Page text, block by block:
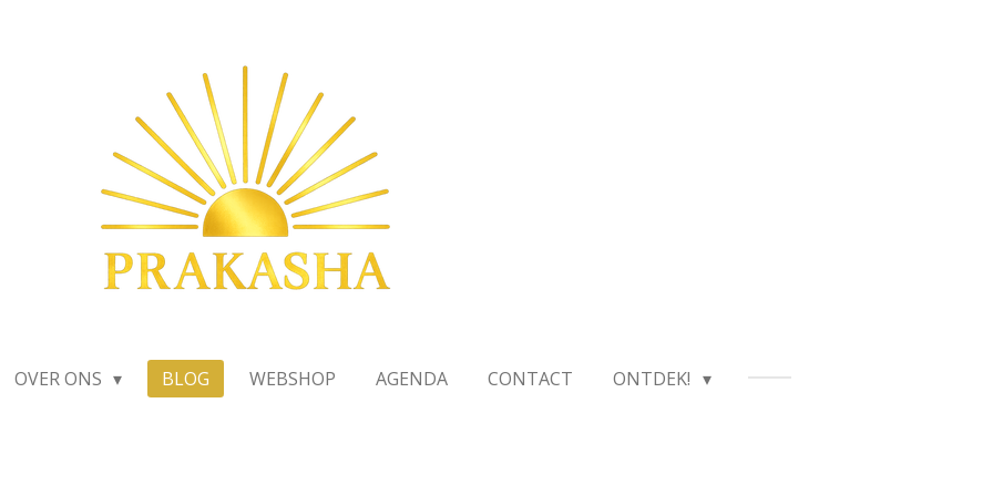
OVER ONS BLOG WEBSHOP AGENDA CONTACT ONTDEK!